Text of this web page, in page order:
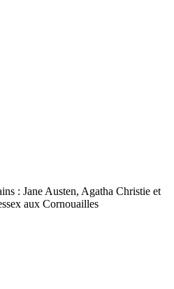
: Jane Austen, Agatha Christie et
aux Cornouailles